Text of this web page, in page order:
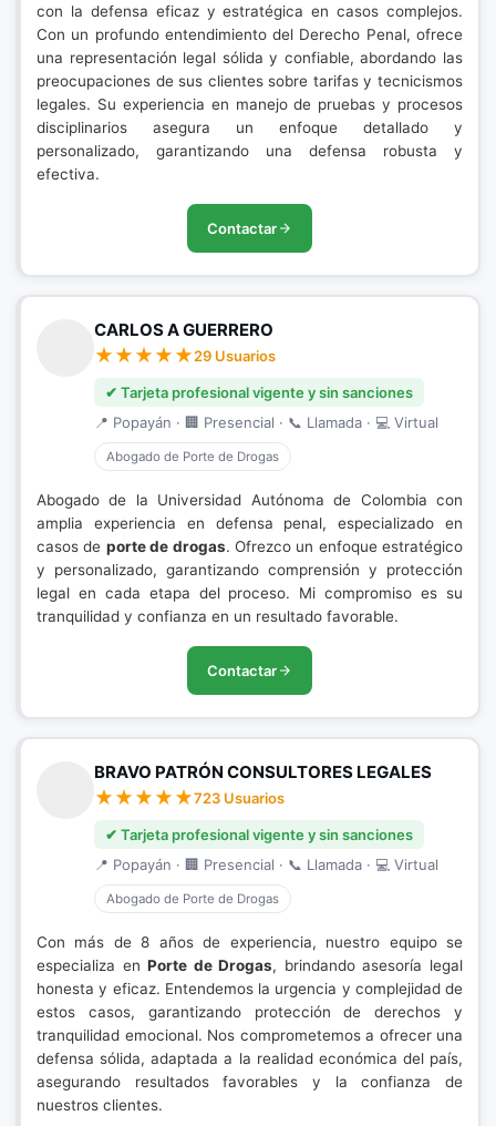
con la defensa eficaz y estratégica en casos complejos.
Con un profundo entendimiento del Derecho Penal, ofrece
una representación legal sólida y confiable, abordando las
preocupaciones de sus clientes sobre tarifas y tecnicismos
legales. Su experiencia en manejo de pruebas y procesos
disciplinarios asegura un enfoque detallado y
personalizado, garantizando una defensa robusta y
efectiva.
Contactar
CARLOS A GUERRERO
29 Usuarios
✔ Tarjeta profesional vigente y sin sanciones
📍 Popayán · 🏢 Presencial · 📞 Llamada · 💻 Virtual
Abogado de Porte de Drogas
Abogado de la Universidad Autónoma de Colombia con
amplia experiencia en defensa penal, especializado en
casos de porte de drogas. Ofrezco un enfoque estratégico
y personalizado, garantizando comprensión y protección
legal en cada etapa del proceso. Mi compromiso es su
tranquilidad y confianza en un resultado favorable.
Contactar
BRAVO PATRÓN CONSULTORES LEGALES
723 Usuarios
✔ Tarjeta profesional vigente y sin sanciones
📍 Popayán · 🏢 Presencial · 📞 Llamada · 💻 Virtual
Abogado de Porte de Drogas
Con más de 8 años de experiencia, nuestro equipo se
especializa enPorte de Drogas, brindando asesoría legal
honesta y eficaz. Entendemos la urgencia y complejidad de
estos casos, garantizando protección de derechos y
tranquilidad emocional. Nos comprometemos a ofrecer una
defensa sólida, adaptada a la realidad económica del país,
asegurando resultados favorables y la confianza de
nuestros clientes.